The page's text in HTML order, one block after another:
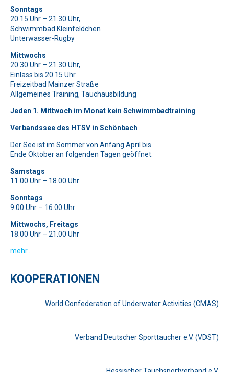
Flugzeug.
Bitte lasse dieses Feld leer.
Bitte beweise, dass du kein Spambot bist und wähle das Symbol
Flugzeug.
Bitte lasse dieses Feld leer.
Bitte beweise, dass du kein Spambot bist und wähle das Symbol
Schlüssel.
Bitte lasse dieses Feld leer.
Bitte beweise, dass du kein Spambot bist und wähle das Symbol
Auto.
Sonntags
20.15 Uhr – 21.30 Uhr,
Schwimmbad Kleinfeldchen
Unterwasser-Rugby
Mittwochs
20.30 Uhr – 21.30 Uhr,
Einlass bis 20.15 Uhr
Freizeitbad Mainzer Straße
Allgemeines Training, Tauchausbildung
Jeden 1. Mittwoch im Monat kein Schwimmbadtraining
Verbandssee des HTSV in Schönbach
Der See ist im Sommer von Anfang April bis
Ende Oktober an folgenden Tagen geöffnet:
Samstags
11.00 Uhr – 18.00 Uhr
Sonntags
9.00 Uhr – 16.00 Uhr
Mittwochs, Freitags
18.00 Uhr – 21.00 Uhr
mehr…
KOOPERATIONEN
World Confederation of Underwater Activities (CMAS)
Verband Deutscher Sporttaucher e.V. (VDST)